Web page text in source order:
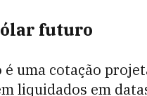
futuro
uma cotação
liquidados em